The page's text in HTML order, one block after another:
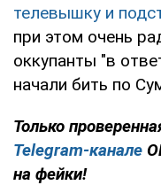
телевышку и
при этом очень
оккупанты "в
начали бить по
Только
Telegram-канале
на фейки!